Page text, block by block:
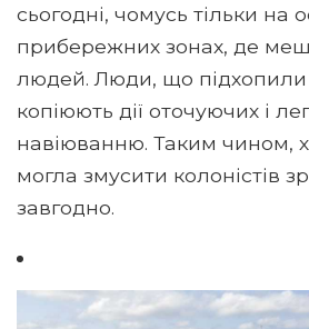
сьогодні, чомусь тільки на
прибережних зонах, де
людей. Люди, що підхопили
копіюють дії оточуючих і
навіюванню. Таким чином,
могла змусити колоністів
завгодно.